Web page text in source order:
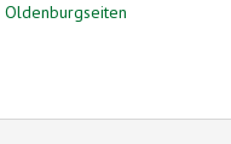
Oldenburgseiten